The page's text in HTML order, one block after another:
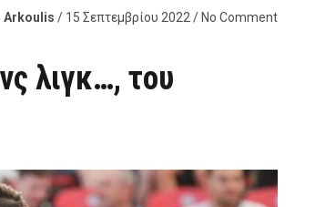
Arkoulis / 15 Σεπτεμβρίου 2022 / No Comment
λιγκ…, του